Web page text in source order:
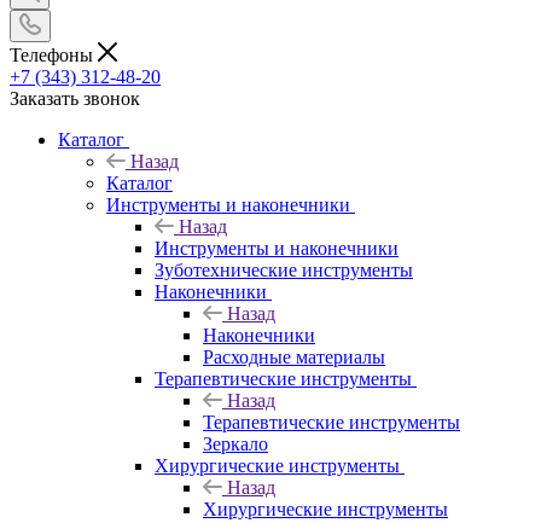
Телефоны
+7 (343) 312-48-20
Заказать звонок
Каталог
Назад
Каталог
Инструменты и наконечники
Назад
Инструменты и наконечники
Зуботехнические инструменты
Наконечники
Назад
Наконечники
Расходные материалы
Терапевтические инструменты
Назад
Терапевтические инструменты
Зеркало
Хирургические инструменты
Назад
Хирургические инструменты